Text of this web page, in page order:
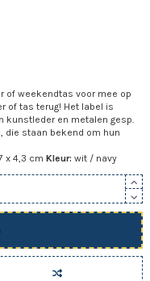
of weekendtas voor mee op
of tas terug! Het label is
kunstleder en metalen gesp.
die staan bekend om hun
x 4,3 cm Kleur: wit / navy